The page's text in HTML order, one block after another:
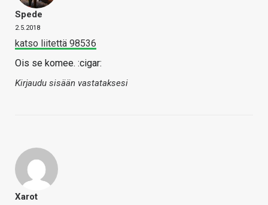
Spede
2.5.2018
katso liitettä 98536
Ois se komee. :cigar:
Kirjaudu sisään vastataksesi
Xarot